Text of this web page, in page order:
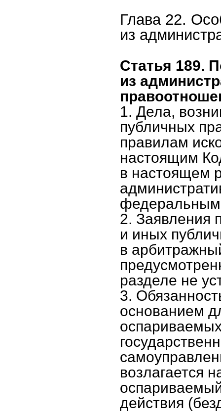
Глава 22.
из
Статья 189.
из
1. Дела,
публичных
правилам
настоящим
в настоящем
федеральным
2. Заявления
и иных
в
разделе не
3.
основанием
возлагается
действия